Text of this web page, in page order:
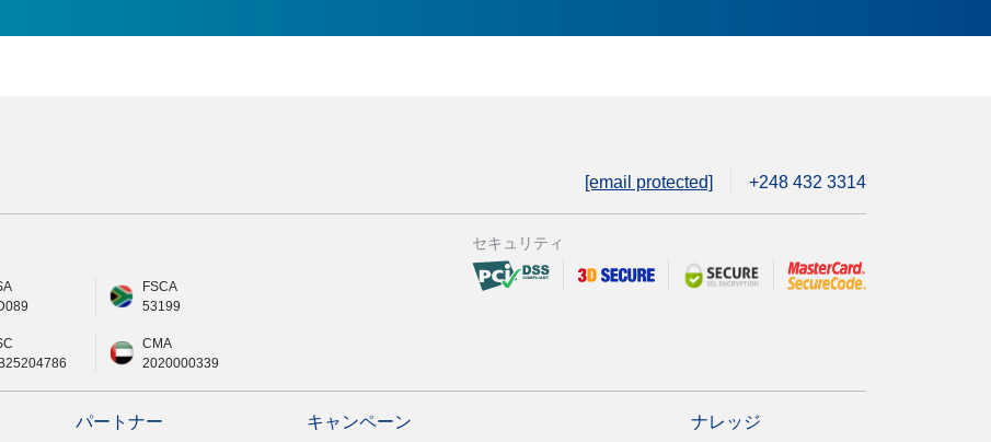
[email protected] +248 432 3314
FSCA
53199
CMA
2020000339
セキュリティ
パートナー キャンペーン ナレッジ